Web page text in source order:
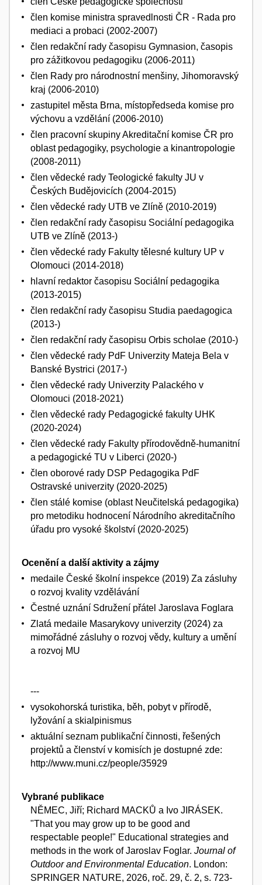
člen komise ministra spravedlnosti ČR - Rada pro
mediaci a probaci (2002-2007)
člen redakční rady časopisu Gymnasion, časopis
pro zážitkovou pedagogiku (2006-2011)
člen Rady pro národnostní menšiny, Jihomoravský
kraj (2006-2010)
zastupitel města Brna, místopředseda komise pro
výchovu a vzdělání (2006-2010)
člen pracovní skupiny Akreditační komise ČR pro
oblast pedagogiky, psychologie a kinantropologie
(2008-2011)
člen vědecké rady Teologické fakulty JU v
Českých Budějovicích (2004-2015)
člen vědecké rady UTB ve Zlíně (2010-2019)
člen redakční rady časopisu Sociální pedagogika
UTB ve Zlíně (2013-)
člen vědecké rady Fakulty tělesné kultury UP v
Olomouci (2014-2018)
hlavní redaktor časopisu Sociální pedagogika
(2013-2015)
člen redakční rady časopisu Studia paedagogica
(2013-)
člen redakční rady časopisu Orbis scholae (2010-)
člen vědecké rady PdF Univerzity Mateja Bela v
Banské Bystrici (2017-)
člen vědecké rady Univerzity Palackého v
Olomouci (2018-2021)
člen vědecké rady Pedagogické fakulty UHK
(2020-2024)
člen vědecké rady Fakulty přírodovědně-humanitní
a pedagogické TU v Liberci (2020-)
člen oborové rady DSP Pedagogika PdF
Ostravské univerzity (2020-2025)
člen stálé komise (oblast Neučitelská pedagogika)
pro metodiku hodnocení Národního akreditačního
úřadu pro vysoké školství (2020-2025)
Ocenění a další aktivity a zájmy
medaile České školní inspekce (2019) Za zásluhy
o rozvoj kvality vzdělávání
Čestné uznání Sdružení přátel Jaroslava Foglara
Zlatá medaile Masarykovy univerzity (2024) za
mimořádné zásluhy o rozvoj vědy, kultury a umění
a rozvoj MU
---
vysokohorská turistika, běh, pobyt v přírodě,
lyžování a skialpinismus
aktuální seznam publikační činnosti, řešených
projektů a členství v komisích je dostupné zde:
http://www.muni.cz/people/35929
Vybrané publikace
NĚMEC, Jiří; Richard MACKŮ a Ivo JIRÁSEK.
"That you may grow up to be good and
respectable people!" Educational strategies and
methods in the work of Jaroslav Foglar. Journal of
Outdoor and Environmental Education. London:
SPRINGER NATURE, 2026, roč. 29, č. 2, s. 723-